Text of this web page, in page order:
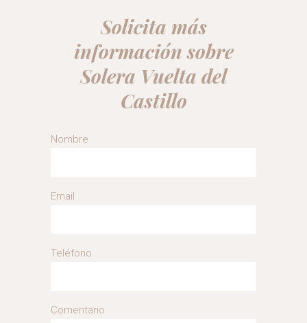
Solicita más
información sobre
Solera Vuelta del
Castillo
Nombre
Email
Teléfono
Comentario